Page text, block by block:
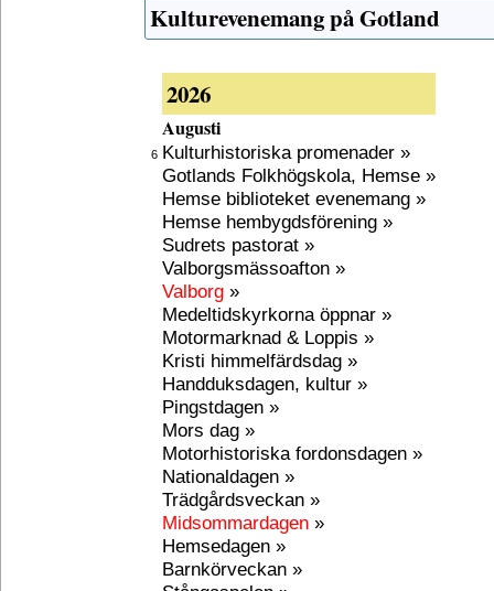
Kulturevenemang på Gotland
2026
Augusti
6 Kulturhistoriska promenader »
Gotlands Folkhögskola, Hemse »
Hemse biblioteket evenemang »
Hemse hembygdsförening »
Sudrets pastorat »
Valborgsmässoafton »
Valborg »
Medeltidskyrkorna öppnar »
Motormarknad & Loppis »
Kristi himmelfärdsdag »
Handduksdagen, kultur »
Pingstdagen »
Mors dag »
Motorhistoriska fordonsdagen »
Nationaldagen »
Trädgårdsveckan »
Midsommardagen »
Hemsedagen »
Barnkörveckan »